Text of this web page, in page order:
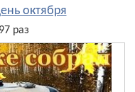
октября
раз